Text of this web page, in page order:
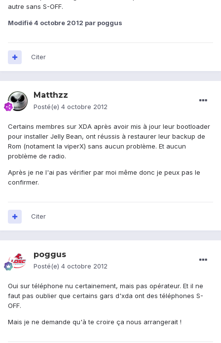
autre sans S-OFF.
Modifié4 octobre 2012 par poggus
Citer
Matthzz
Posté(e) 4 octobre 2012
Certains membres sur XDA après avoir mis à jour leur bootloader
pour installer Jelly Bean, ont réussis à restaurer leur backup de
Rom (notament la viperX) sans aucun problème. Et aucun
problème de radio.
Après je ne l'ai pas vérifier par moi même donc je peux pas le
confirmer.
Citer
poggus
Posté(e) 4 octobre 2012
Oui sur téléphone nu certainement, mais pas opérateur. Et il ne
faut pas oublier que certains gars d'xda ont des téléphones S-
OFF.
Mais je ne demande qu'à te croire ça nous arrangerait !